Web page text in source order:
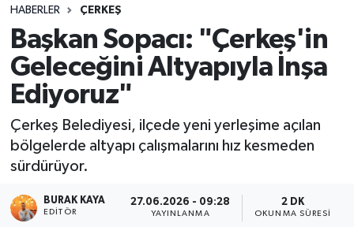
HABERLER ÇERKEŞ
Başkan Sopacı: "Çerkeş'in
Geleceğini Altyapıyla İnşa
Ediyoruz"
Çerkeş Belediyesi, ilçede yeni yerleşime açılan
bölgelerde altyapı çalışmalarını hız kesmeden
sürdürüyor.
BURAK KAYA
EDITÖR
27.06.2026 - 09:28
YAYINLANMA
2 DK
OKUNMA SÜRESI